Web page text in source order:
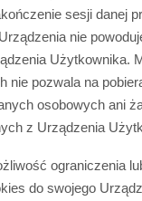
sesji danej
nie
Użytkownika.
nie pozwala na
osobowych ani
z Urządzenia
ograniczenia
do swojego